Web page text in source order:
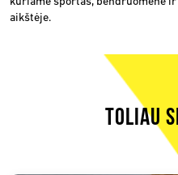
aikštėje.
TOLIAU